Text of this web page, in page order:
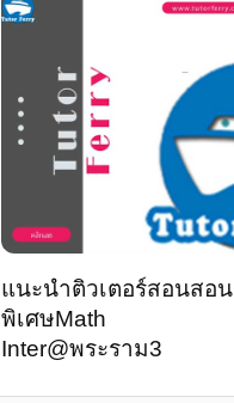
แนะนำติวเตอร์สอนสอน
พิเศษMath
Inter@พระราม3